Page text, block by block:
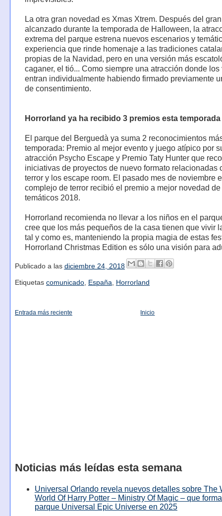
La otra gran novedad es Xmas Xtrem. Después del
alcanzado durante la temporada de Halloween, la
extrema del parque estrena nuevos escenarios y
experiencia que rinde homenaje a las tradiciones
propias de la Navidad, pero en una versión más
caganer, el tió... Como siempre una atracción donde los
entran individualmente habiendo firmado previamente
de consentimiento.
Horrorland ya ha recibido 3 premios esta temporada
El parque del Berguedà ya suma 2 reconocimientos
temporada: Premio al mejor evento y juego atípico por
atracción Psycho Escape y Premio Taty Hunter que
iniciativas de proyectos de nuevo formato relacionadas
terror y los escape room. El pasado mes de noviembre
complejo de terror recibió el premio a mejor novedad
temáticos 2018.
Horrorland recomienda no llevar a los niños en el
cree que los más pequeños de la casa tienen que vivir
tal y como es, manteniendo la propia magia de estas
Horrorland Christmas Edition es sólo una visión para
Publicado a las diciembre 24, 2018
Etiquetas comunicado, España Horrorland
Entrada más reciente Inicio
Noticias más leídas esta semana
Universal Orlando revela nuevos detalles sobre The
World Of Harry Potter – Ministry Of Magic – que
parque Universal Epic Universe en 2025